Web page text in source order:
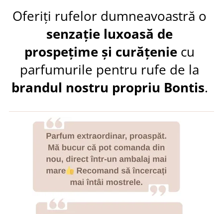
Oferiți rufelor dumneavoastră o
senzație luxoasă de
prospețime și curățenie cu
parfumurile pentru rufe de la
brandul nostru propriu Bontis.